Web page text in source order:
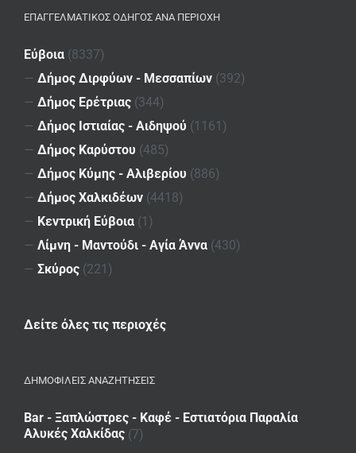
ΕΠΑΓΓΕΛΜΑΤΙΚΌΣ ΟΔΗΓΌΣ ΑΝΆ ΠΕΡΙΟΧΉ
Εύβοια (8337)
— Δήμος Διρφύων - Μεσσαπίων (392)
— Δήμος Ερέτριας (344)
— Δήμος Ιστιαίας - Αιδηψού (1161)
— Δήμος Καρύστου (485)
— Δήμος Κύμης - Αλιβερίου (886)
— Δήμος Χαλκιδέων (4418)
— Κεντρική Εύβοια (1)
— Λίμνη - Μαντούδι - Αγία Άννα (430)
— Σκύρος (221)
Δείτε όλες τις περιοχές
ΔΗΜΟΦΙΛΕΙΣ ΑΝΑΖΗΤΗΣΕΙΣ
Bar - Ξαπλώστρες - Καφέ - Εστιατόρια Παραλία
Αλυκές Χαλκίδας (7)